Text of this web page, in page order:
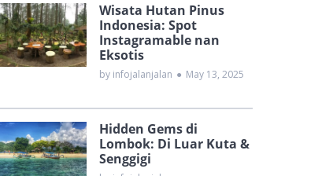
Wisata Hutan Pinus
Indonesia: Spot
Instagramable nan
Eksotis
by infojalanjalan ● May 13, 2025
Hidden Gems di
Lombok: Di Luar Kuta &
Senggigi